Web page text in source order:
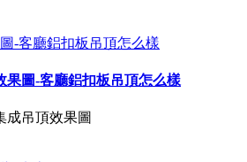
果圖-客廳鋁扣板吊頂怎么樣
成吊頂效果圖